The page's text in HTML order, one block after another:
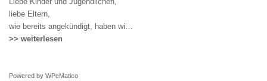
liebe Eltern,
wie bereits angekündigt, haben wi…
>> weiterlesen
Powered by WPeMatico